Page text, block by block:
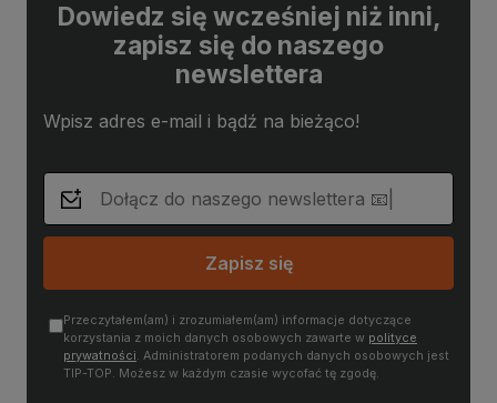
Dowiedz się wcześniej niż inni,
zapisz się do naszego
newslettera
Wpisz adres e-mail i bądź na bieżąco!
Zapisz się
Przeczytałem(am) i zrozumiałem(am) informacje dotyczące
korzystania z moich danych osobowych zawarte w polityce
prywatności. Administratorem podanych danych osobowych jest
TIP-TOP. Możesz w każdym czasie wycofać tę zgodę.